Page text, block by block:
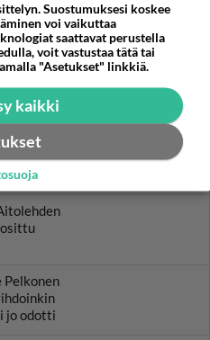
suuhun
Pelkonen
jo odotti
Suostumuksesi koskee
voi vaikuttaa
saattavat perustella
voit vastustaa tätä tai
"Asetukset" linkkiä.
kaikki